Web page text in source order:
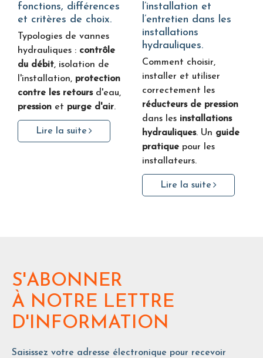
fonctions, différences
et critères de choix.
Typologies de vannes
hydrauliques : contrôle
du débit, isolation de
l'installation, protection
contre les retoursd'eau,
pression et purge d'air.
Lire la suite
l’installation et
l’entretien dans les
installations
hydrauliques.
Comment choisir,
installer et utiliser
correctement les
réducteurs de pression
dans les installations
hydrauliques. Un guide
pratique pour les
installateurs.
Lire la suite
S'ABONNER
À NOTRE LETTRE
D'INFORMATION
Saisissez votre adresse électronique pour recevoir